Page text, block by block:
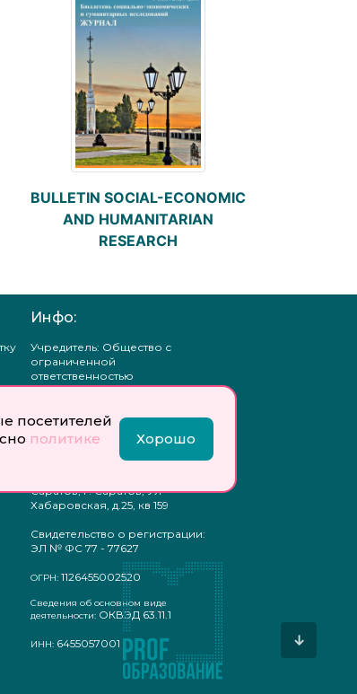
посетителей
политике
Хорошо
BULLETIN SOCIAL-ECONOMIC
AND HUMANITARIAN
RESEARCH
Инфо:
Учредитель: Общество с
ограниченной
ответственностью
«Профобразование»
Главный редактор: Богатырева
Е. А.
Юр. адрес: 410033,
Саратов, г. Саратов, Ул
Хабаровская, д.25, кв 159
Свидетельство о регистрации:
ЭЛ № ФС 77 - 77627
ОГРН: 1126455002520
Сведения об основном виде
деятельности: ОКВЭД 63.11.1
ИНН: 6455057001 ↓